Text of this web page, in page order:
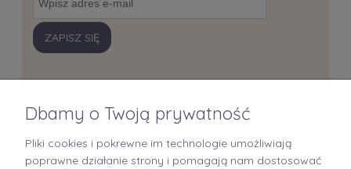
ZAPISZ SIĘ
+48 519 712 949
Dbamy o Twoją prywatność
Pliki cookies i pokrewne im technologie umożliwiają
poprawne działanie strony i pomagają nam dostosować